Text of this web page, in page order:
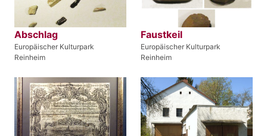
Abschlag
Europäischer Kulturpark
Reinheim
Faustkeil
Europäischer Kulturpark
Reinheim